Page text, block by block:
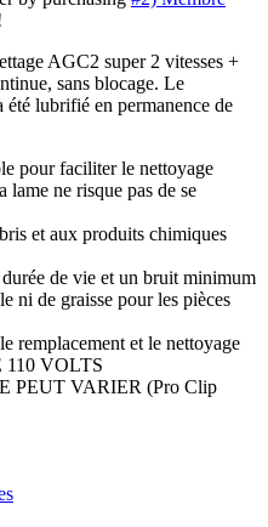
AGC2 super 2 vitesses +
sans blocage. Le
été lubrifié en permanence de
pour faciliter le nettoyage
ne risque pas de se
et aux produits chimiques
de vie et un bruit minimum
ni de graisse pour les pièces
remplacement et le nettoyage
110 VOLTS
PEUT VARIER (Pro Clip